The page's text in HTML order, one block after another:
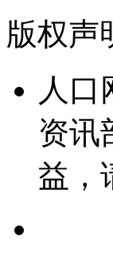
版权声
人口
资讯
益，